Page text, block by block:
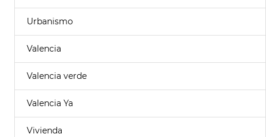
Urbanismo
Valencia
Valencia verde
Valencia Ya
Vivienda